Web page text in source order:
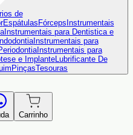
de
Espátulas Fórceps Instrumentais
Instrumentais para Dentistica e
Instrumentais para
Instrumentais para
e ImplanteLubrificante De
PinçasTesouras
Carrinho